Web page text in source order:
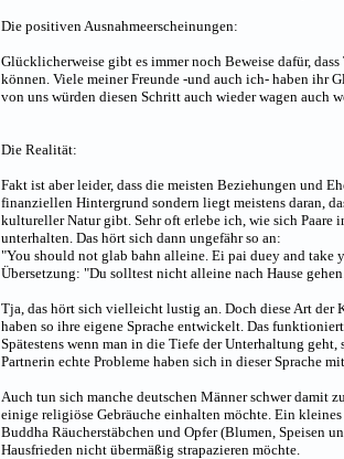
Die positiven Ausnahmeerscheinungen:
Glücklicherweise gibt es immer noch Beweise dafür,
können. Viele meiner Freunde -und auch ich- haben ihr
von uns würden diesen Schritt auch wieder wagen auch
Die Realität:
Fakt ist aber leider, dass die meisten Beziehungen und
finanziellen Hintergrund sondern liegt meistens daran,
kultureller Natur gibt. Sehr oft erlebe ich, wie sich Paare
unterhalten. Das hört sich dann ungefähr so an:
"You should not glab bahn alleine. Ei pai duey and take
Übersetzung: "Du solltest nicht alleine nach Hause
Tja, das hört sich vielleicht lustig an. Doch diese Art der
haben so ihre eigene Sprache entwickelt. Das
Spätestens wenn man in die Tiefe der Unterhaltung geht,
Partnerin echte Probleme haben sich in dieser Sprache
Auch tun sich manche deutschen Männer schwer damit
einige religiöse Gebräuche einhalten möchte. Ein
Buddha Räucherstäbchen und Opfer (Blumen, Speisen
Hausfrieden nicht übermäßig strapazieren möchte.